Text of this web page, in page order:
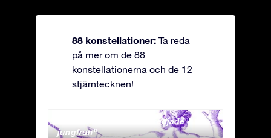
88 konstellationer: Ta reda
på mer om de 88
konstellationerna och de 12
stjärntecknen!
Andromeda - Den fastkedjade
jungfrun